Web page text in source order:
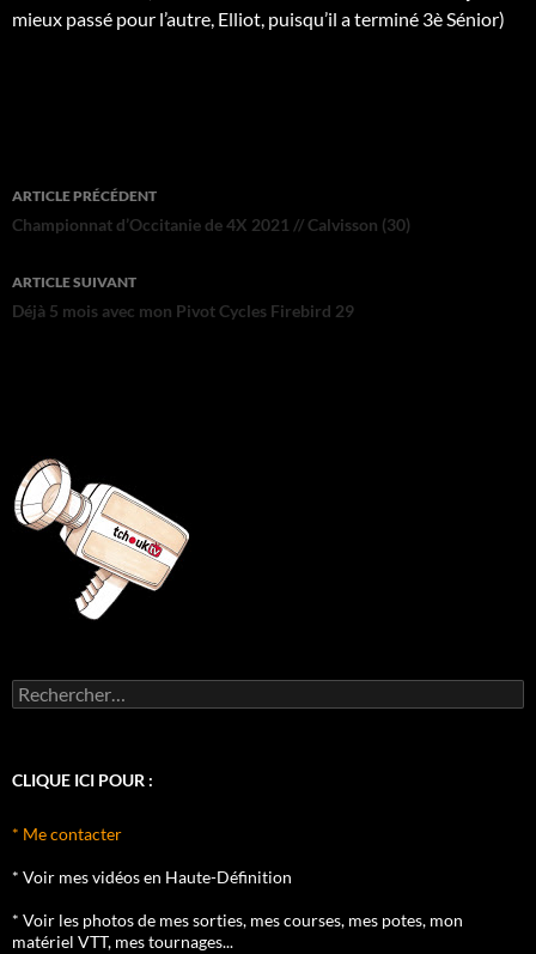
mieux passé pour l’autre, Elliot, puisqu’il a terminé 3è Sénior)
Navigation
des
articles
ARTICLE PRÉCÉDENT
Championnat d’Occitanie de 4X 2021 // Calvisson (30)
ARTICLE SUIVANT
Déjà 5 mois avec mon Pivot Cycles Firebird 29
Rechercher :
CLIQUE ICI POUR :
* Me contacter
* Voir mes vidéos en Haute-Définition
* Voir les photos de mes sorties, mes courses, mes potes, mon
matériel VTT, mes tournages...